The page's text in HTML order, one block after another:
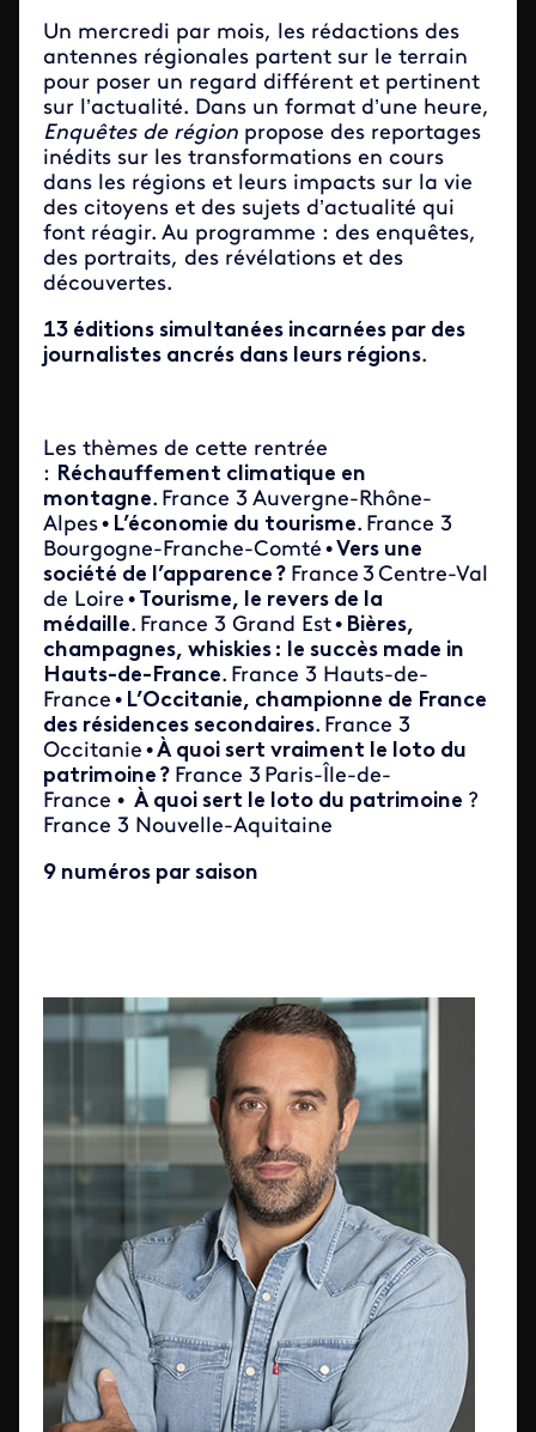
Un mercredi par mois, les rédactions des
antennes régionales partent sur le terrain
pour poser un regard différent et pertinent
sur l’actualité. Dans un format d’une heure,
Enquêtes de région propose des reportages
inédits sur les transformations en cours
dans les régions et leurs impacts sur la vie
des citoyens et des sujets d’actualité qui
font réagir. Au programme : des enquêtes,
des portraits, des révélations et des
découvertes.
13 éditions simultanées incarnées par des
journalistes ancrés dans leurs régions.
Les thèmes de cette rentrée
: Réchauffement climatique en
montagne. France 3 Auvergne-Rhône-
Alpes • L’économie du tourisme. France 3
Bourgogne-Franche-Comté •Vers une
société de l’apparence ? France 3 Centre-Val
de Loire • Tourisme, le revers de la
médaille. France 3 Grand Est • Bières,
champagnes, whiskies : le succès made in
Hauts-de-France. France 3 Hauts-de-
France • L’Occitanie, championne de France
des résidences secondaires. France 3
Occitanie •À quoi sert vraiment le loto du
patrimoine ? France 3 Paris-Île-de-
France • À quoi sert le loto du patrimoine ?
France 3 Nouvelle-Aquitaine
9 numéros par saison